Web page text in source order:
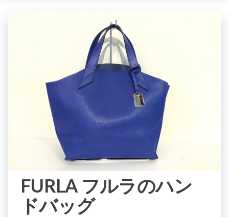
FURLA フルラのハン
ドバッグ